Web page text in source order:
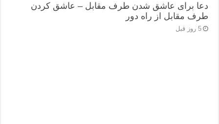
دعا برای عاشق شدن طرف مقابل – عاشق کردن
طرف مقابل از راه دور
5 روز قبل